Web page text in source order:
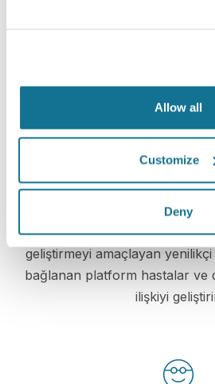
Allow all
Customize
Deny
Hasta bakımı
Crisalix, doktorlar ve hastalar
geliştirmeyi amaçlayan
bağlanan platform hastalar ve
ilişkiyi